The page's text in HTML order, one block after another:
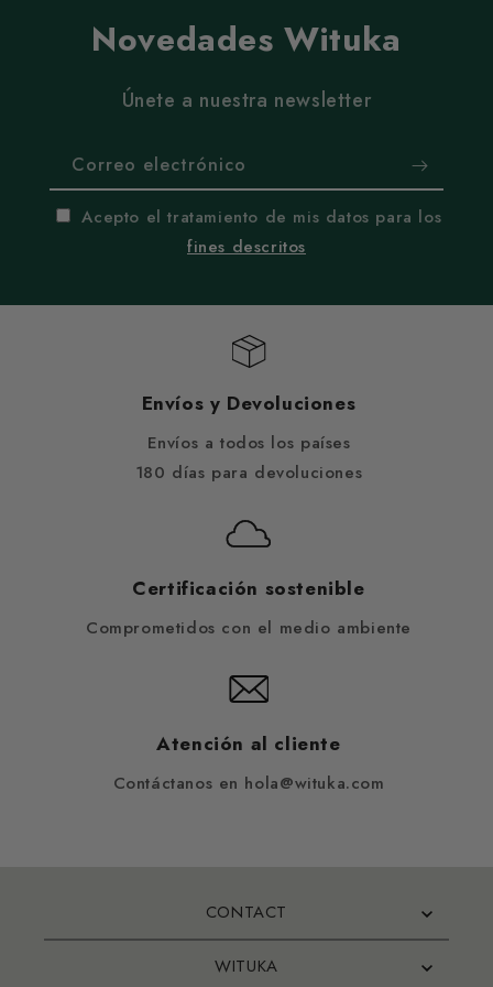
Novedades Wituka
Únete a nuestra newsletter
Correo electrónico
Acepto el tratamiento de mis datos para los
fines descritos
Envíos y Devoluciones
Envíos a todos los países
180 días para devoluciones
Certificación sostenible
Comprometidos con el medio ambiente
Atención al cliente
Contáctanos en hola@wituka.com
CONTACT
WITUKA